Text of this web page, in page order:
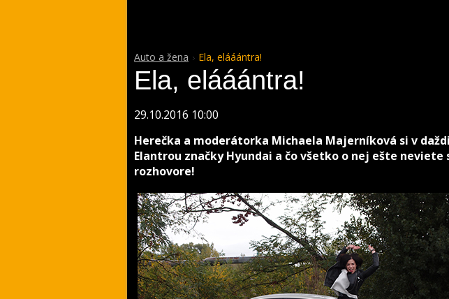
Auto a žena Ela, elááántra!
Ela, elááántra!
29.10.2016 10:00
Herečka a moderátorka Michaela Majerníková si v
Elantrou značky Hyundai a čo všetko o nej ešte neviete
rozhovore!